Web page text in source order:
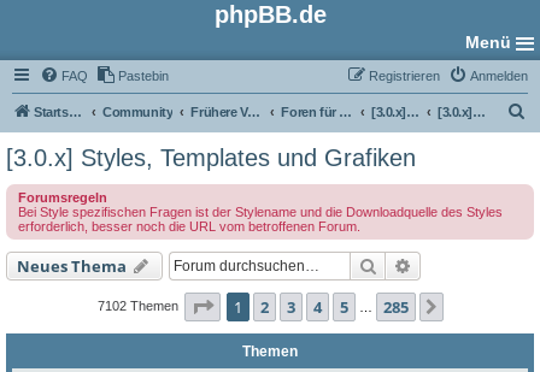
phpBB.de
Menü
FAQ Pastebin Anmelden
Registrieren
Startseite Community Frühere Versionen Foren für phpBB 3.0 [3.0.x] Style-Foren [3.0.x] Styles, Templates und Grafiken
[3.0.x] Styles, Templates und Grafiken
Forumsregeln
Bei Style spezifischen Fragen ist der Stylename und die Downloadquelle des Styles
erforderlich, besser noch die URL vom betroffenen Forum.
Neues Thema Suche
7102 Themen Seite 1von 285
1 2 3 4 5 285
Themen